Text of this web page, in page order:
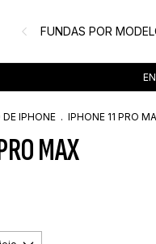
FUNDAS POR
IPHONE . IPHONE 11 PRO
MAX